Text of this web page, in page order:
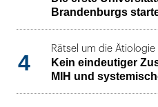
Brandenburgs
4
Rätsel um die Ätiologie
Kein eindeutiger
MIH und